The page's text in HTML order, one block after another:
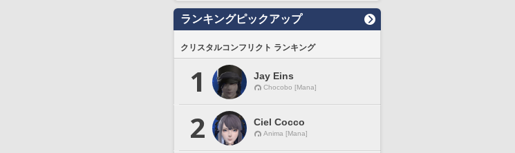
ランキングピックアップ
クリスタルコンフリクト ランキング
1 Jay Eins
Chocobo [Mana]
2 Ciel Cocco
Anima [Mana]